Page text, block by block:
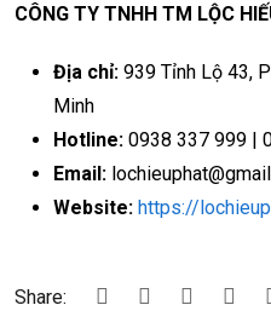
CÔNG TY TNHH TM LỘC
Địa chỉ: 939 Tỉnh Lộ 43,
Minh
Hotline: 0938 337 999 |
Email:
Website: https://
Share: